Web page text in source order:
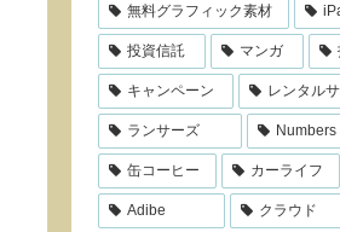
無料グラフィック素材
投資信託 マンガ
キャンペーン レンタル
ランサーズ Numbers
缶コーヒー カーライフ
Adibe クラウド